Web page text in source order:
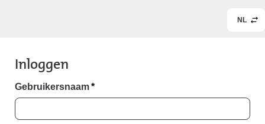
NL
Inloggen
Gebruikersnaam*